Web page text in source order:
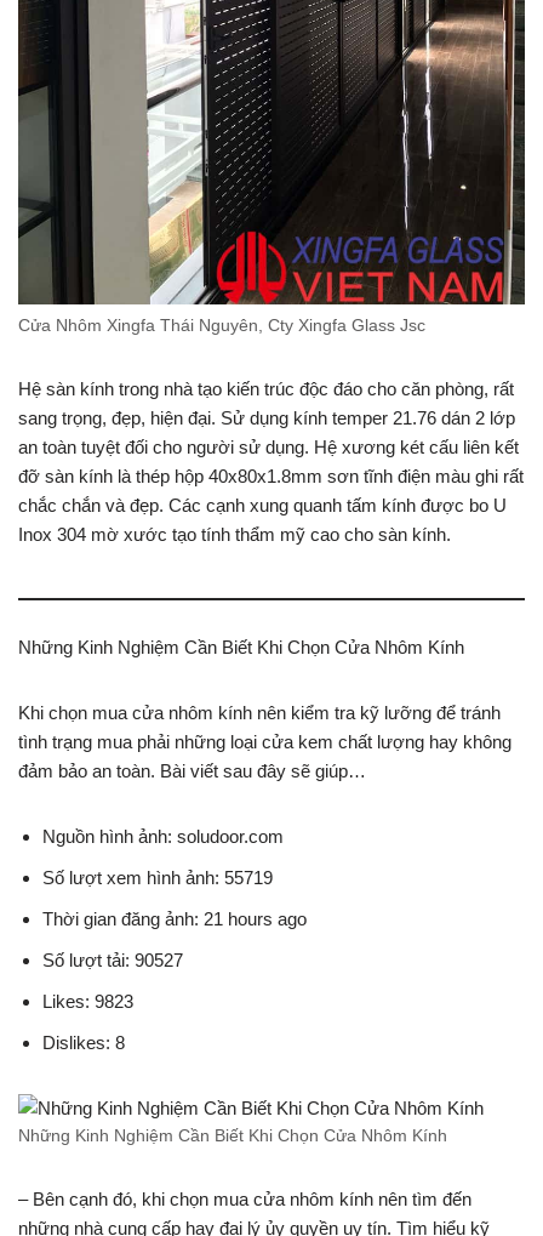
Cửa Nhôm Xingfa Thái Nguyên, Cty Xingfa Glass Jsc
Hệ sàn kính trong nhà tạo kiến trúc độc đáo cho căn phòng, rất
sang trọng, đẹp, hiện đại. Sử dụng kính temper 21.76 dán 2 lớp
an toàn tuyệt đối cho người sử dụng. Hệ xương két cấu liên kết
đỡ sàn kính là thép hộp 40x80x1.8mm sơn tĩnh điện màu ghi rất
chắc chắn và đẹp. Các cạnh xung quanh tấm kính được bo U
Inox 304 mờ xước tạo tính thẩm mỹ cao cho sàn kính.
Những Kinh Nghiệm Cần Biết Khi Chọn Cửa Nhôm Kính
Khi chọn mua cửa nhôm kính nên kiểm tra kỹ lưỡng để tránh
tình trạng mua phải những loại cửa kem chất lượng hay không
đảm bảo an toàn. Bài viết sau đây sẽ giúp…
Nguồn hình ảnh: soludoor.com
Số lượt xem hình ảnh: 55719
Thời gian đăng ảnh: 21 hours ago
Số lượt tải: 90527
Likes: 9823
Dislikes: 8
Những Kinh Nghiệm Cần Biết Khi Chọn Cửa Nhôm Kính
– Bên cạnh đó, khi chọn mua cửa nhôm kính nên tìm đến
những nhà cung cấp hay đại lý ủy quyền uy tín. Tìm hiểu kỹ